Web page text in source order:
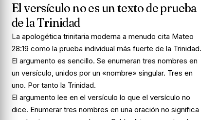
El versículo no es un texto de prueba
de la Trinidad
La apologética trinitaria moderna a menudo cita Mateo
28:19 como la prueba individual más fuerte de la Trinidad.
El argumento es sencillo. Se enumeran tres nombres en
un versículo, unidos por un «nombre» singular. Tres en
uno. Por tanto la Trinidad.
El argumento lee en el versículo lo que el versículo no
dice. Enumerar tres nombres en una oración no significa